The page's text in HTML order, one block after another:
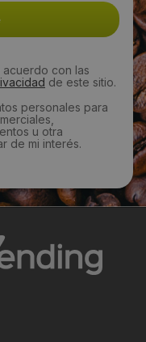
con las
de este sitio.
personales para
u otra
de mi interés.